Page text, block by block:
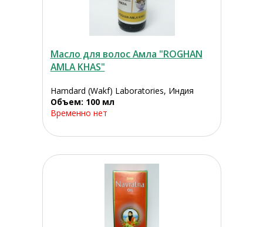
Масло для волос Амла "ROGHAN
AMLA KHAS"
Hamdard (Wakf) Laboratories, Индия
Объем: 100 мл
Временно нет